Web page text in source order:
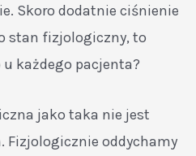
Skoro dodatnie ciśnienie
stan fizjologiczny, to
każdego pacjenta?
jako taka nie jest
oddychamy